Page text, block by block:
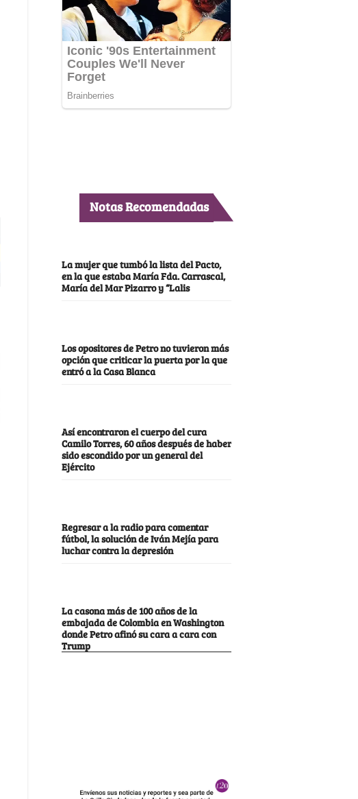
Notas Recomendadas
La mujer que tumbó la lista del Pacto,
en la que estaba María Fda. Carrascal,
María del Mar Pizarro y “Lalis
Los opositores de Petro no tuvieron más
opción que criticar la puerta por la que
entró a la Casa Blanca
Así encontraron el cuerpo del cura
Camilo Torres, 60 años después de haber
sido escondido por un general del
Ejército
Regresar a la radio para comentar
fútbol, la solución de Iván Mejía para
luchar contra la depresión
La casona más de 100 años de la
embajada de Colombia en Washington
donde Petro afinó su cara a cara con
Trump